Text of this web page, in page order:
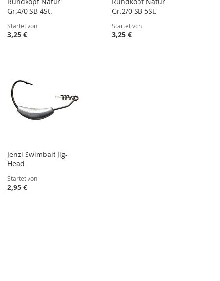
Gr.4/0 SB 4St.
Startet von
3,25 €
Gr.2/0 SB 5St.
Startet von
3,25 €
Jenzi Swimbait Jig-
Head
Startet von
2,95 €